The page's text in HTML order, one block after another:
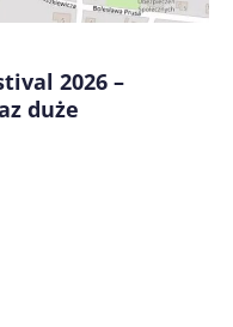
2026 –
duże